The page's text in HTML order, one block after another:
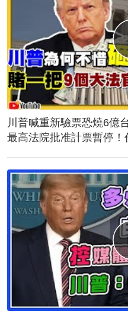
川普喊重新驗票恐燒6億
最高法院批准計票暫停